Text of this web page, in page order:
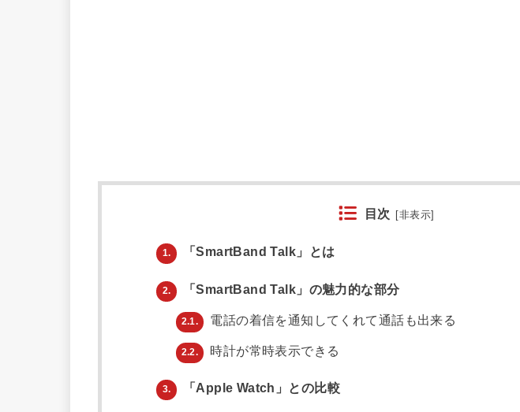
目次 [非表示]
1. 「SmartBand Talk」とは
2. 「SmartBand Talk」の魅力的な部分
2.1. 電話の着信を通知してくれて通話も出来る
2.2. 時計が常時表示できる
3. 「Apple Watch」との比較